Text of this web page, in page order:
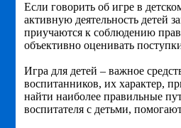
Если говорить об игре в
активную деятельность детей
приучаются к соблюдению
объективно оценивать
Игра для детей – важное
воспитанников, их характер,
найти наиболее правильные
воспитателя с детьми,